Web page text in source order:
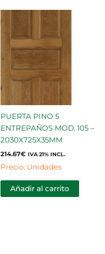
PUERTA PINO 5
ENTREPAÑOS MOD. 105 –
2030X725X35MM
214.67€ IVA 21% INCL.
Precio: Unidades
Añadir al carrito